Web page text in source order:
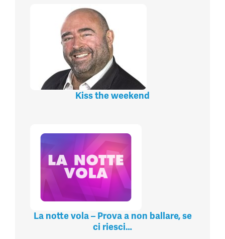
Kiss the weekend
La notte vola – Prova a non ballare, se
ci riesci…